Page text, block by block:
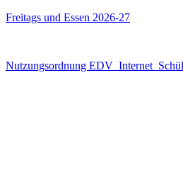
Freitags und Essen 2026-27
Nutzungsordnung